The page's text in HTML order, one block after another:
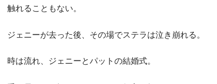
触れることもない。
ジェニーが去った後、その場でステラは泣き崩れる。
時は流れ、ジェニーとパットの結婚式。